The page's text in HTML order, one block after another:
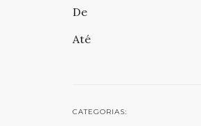
De
Até
CATEGORIAS: